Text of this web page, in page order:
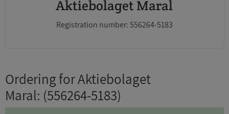
Aktiebolaget Maral
Registration number: 556264-5183
Ordering for Aktiebolaget
Maral: (556264-5183)